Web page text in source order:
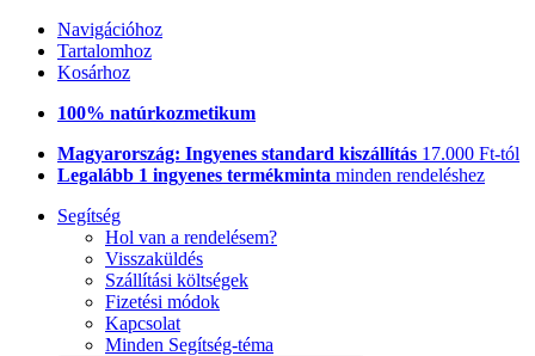
Navigációhoz
Tartalomhoz
Kosárhoz
100% natúrkozmetikum
Magyarország: Ingyenes standard kiszállítás 17.000 Ft-tól
Legalább 1 ingyenes termékminta minden rendeléshez
Segítség
Hol van a rendelésem?
Visszaküldés
Szállítási költségek
Fizetési módok
Kapcsolat
Minden Segítség-téma